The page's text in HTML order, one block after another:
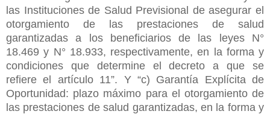
las Instituciones de Salud Previsional de asegurar el
otorgamiento de las prestaciones de salud
garantizadas a los beneficiarios de las leyes N°
18.469 y N° 18.933, respectivamente, en la forma y
condiciones que determine el decreto a que se
refiere el artículo 11”. Y “c) Garantía Explícita de
Oportunidad: plazo máximo para el otorgamiento de
las prestaciones de salud garantizadas, en la forma y